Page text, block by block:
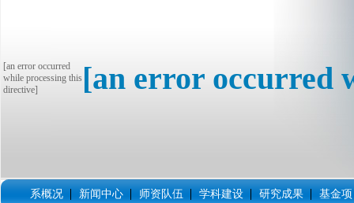
[an error occurred
while processing this
directive]
[an error occurred
系概况 新闻中心 师资队伍 学科建设 研究成果 基金